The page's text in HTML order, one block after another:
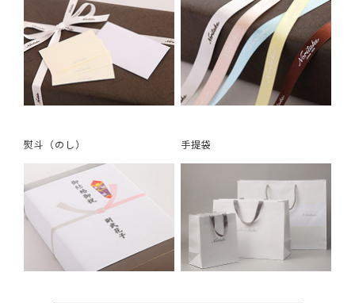
熨斗（のし） 手提袋